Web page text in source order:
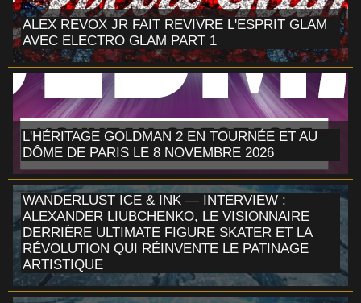
ALEX REVOX JR FAIT REVIVRE L'ESPRIT GLAM
AVEC ELECTRO GLAM PART 1
L'HÉRITAGE GOLDMAN 2 EN TOURNÉE ET AU
DÔME DE PARIS LE 8 NOVEMBRE 2026
WANDERLUST ICE & INK — INTERVIEW :
ALEXANDER LIUBCHENKO, LE VISIONNAIRE
DERRIÈRE ULTIMATE FIGURE SKATER ET LA
RÉVOLUTION QUI RÉINVENTE LE PATINAGE
ARTISTIQUE